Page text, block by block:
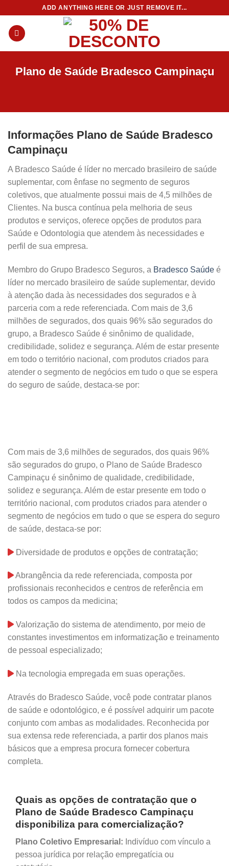
content
ADD ANYTHING HERE OR JUST REMOVE IT...
Plano de Saúde Bradesco Campinaçu
Informações Plano de Saúde Bradesco
Campinaçu
A Bradesco Saúde é líder no mercado brasileiro de saúde
suplementar, com ênfase no segmento de seguros
coletivos, que atualmente possui mais de 4,5 milhões de
Clientes. Na busca contínua pela melhoria de seus
produtos e serviços, oferece opções de produtos para
Saúde e Odontologia que atendem às necessidades e
perfil de sua empresa.
Membro do Grupo Bradesco Seguros, a Bradesco Saúde é
líder no mercado brasileiro de saúde suplementar, devido
à atenção dada às necessidades dos segurados e à
parceria com a rede referenciada. Com mais de 3,6
milhões de segurados, dos quais 96% são segurados do
grupo, a Bradesco Saúde é sinônimo de qualidade,
credibilidade, solidez e segurança. Além de estar presente
em todo o território nacional, com produtos criados para
atender o segmento de negócios em tudo o que se espera
do seguro de saúde, destaca-se por:
Com mais de 3,6 milhões de segurados, dos quais 96%
são segurados do grupo, o Plano de Saúde Bradesco
Campinaçu é sinônimo de qualidade, credibilidade,
solidez e segurança. Além de estar presente em todo o
território nacional, com produtos criados para atender o
segmento de negócios em tudo o que se espera do seguro
de saúde, destaca-se por:
Diversidade de produtos e opções de contratação;
Abrangência da rede referenciada, composta por
profissionais reconhecidos e centros de referência em
todos os campos da medicina;
Valorização do sistema de atendimento, por meio de
constantes investimentos em informatização e treinamento
de pessoal especializado;
Na tecnologia empregada em suas operações.
Através do Bradesco Saúde, você pode contratar planos
de saúde e odontológico, e é possível adquirir um pacote
conjunto com ambas as modalidades. Reconhecida por
sua extensa rede referenciada, a partir dos planos mais
básicos que a empresa procura fornecer cobertura
completa.
Quais as opções de contratação que o
Plano de Saúde Bradesco Campinaçu
disponibiliza para comercialização?
Plano Coletivo Empresarial: Indivíduo com vínculo a
pessoa jurídica por relação empregatícia ou